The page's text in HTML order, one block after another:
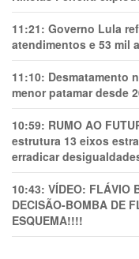
11:21: Governo Lula
atendimentos e 53 mil
11:10: Desmatamento
menor patamar desde
10:59: RUMO AO
estrutura 13 eixos
erradicar
10:43: VÍDEO: FLÁVIO
DECISÃO-BOMBA DE
ESQUEMA!!!!